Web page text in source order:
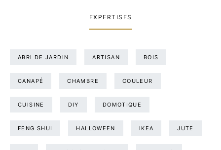
EXPERTISES
ABRI DE JARDIN ARTISAN BOIS
CANAPÉ CHAMBRE COULEUR
CUISINE DIY DOMOTIQUE
FENG SHUI HALLOWEEN IKEA JUTE